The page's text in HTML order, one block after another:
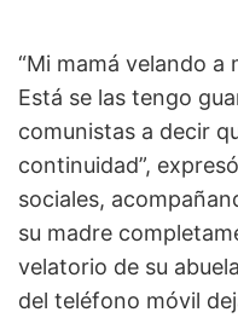
“Mi mamá velando a
Está se las tengo
comunistas a decir
continuidad”,
sociales,
su madre
velatorio de su
del teléfono móvil